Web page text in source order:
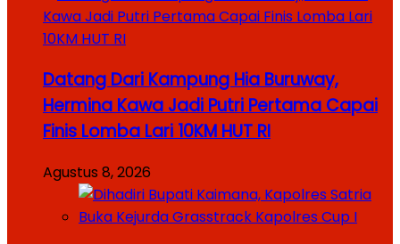
Datang Dari Kampung Hia Buruway,
Hermina Kawa Jadi Putri Pertama Capai
Finis Lomba Lari 10KM HUT RI
Agustus 8, 2026